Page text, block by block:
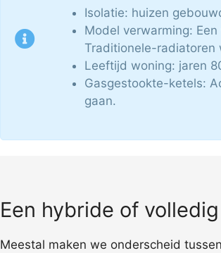
Isolatie: huizen
Model verwarming:
Traditionele-radiatoren
Leeftijd woning: jaren
Gasgestookte-ketels:
gaan.
Een hybride of
Meestal maken we onderscheid